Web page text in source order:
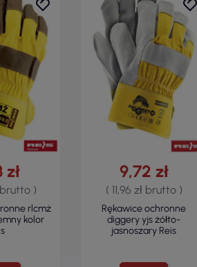
zł
brutto )
rlcmż
kolor
9,72 zł
( 11,96 zł brutto )
Rękawice ochronne
diggery yjs żółto-
jasnoszary Reis